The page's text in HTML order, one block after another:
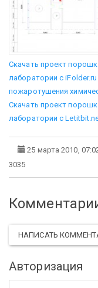
Скачать проект
лаборатории с iFolder.ru
пожаротушения
Скачать проект
лаборатории с
25 марта 2010,
3035
НАПИСАТЬ
Авторизация